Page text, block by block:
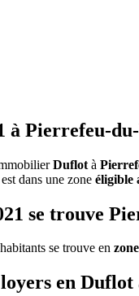
à Pierrefeu-
Duflot à
dans une zone éligible
se trouve
se trouve en
en